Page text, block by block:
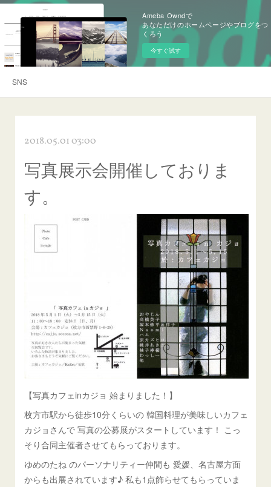
Ameba Owndで
あなただけのホームページやブログをつ
くろう
今すぐ試す
SNS
2018.05.01 03:00
写真展示会開催しておりま
す。
【写真カフェinカジョ 始まりました！】
枚方市駅から徒歩10分くらいの 韓国料理が美味しいカフェ
カジョさんで 写真の公募展がスタートしています！ こっ
そり合同主催者させてもらっております。
ゆめのたね のパーソナリティー仲間も 愛媛、名古屋方面
からも出展されています♪ 私も1点飾らせてもらっていま